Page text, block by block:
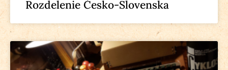
Rozdelenie Česko-Slovenska